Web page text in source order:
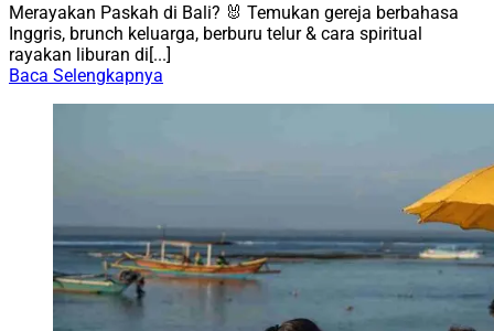
Merayakan Paskah di Bali? 🐰 Temukan gereja berbahasa
Inggris, brunch keluarga, berburu telur & cara spiritual
rayakan liburan di[...]
Baca Selengkapnya